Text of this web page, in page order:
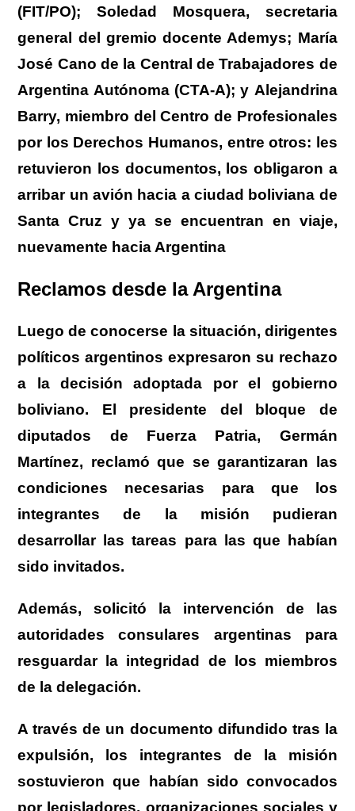
(FIT/PO); Soledad Mosquera, secretaria
general del gremio docente Ademys; María
José Cano de la Central de Trabajadores de
Argentina Autónoma (CTA-A); y Alejandrina
Barry, miembro del Centro de Profesionales
por los Derechos Humanos, entre otros: les
retuvieron los documentos, los obligaron a
arribar un avión hacia a ciudad boliviana de
Santa Cruz y ya se encuentran en viaje,
nuevamente hacia Argentina
Reclamos desde la Argentina
Luego de conocerse la situación, dirigentes
políticos argentinos expresaron su rechazo
a la decisión adoptada por el gobierno
boliviano. El presidente del bloque de
diputados de Fuerza Patria, Germán
Martínez, reclamó que se garantizaran las
condiciones necesarias para que los
integrantes de la misión pudieran
desarrollar las tareas para las que habían
sido invitados.
Además,solicitó la intervención de las
autoridades consulares argentinas para
resguardar la integridad de los miembros
de la delegación.
A través de un documento difundido tras la
expulsión, los integrantes de la misión
sostuvieron que habían sido convocados
por legisladores, organizaciones sociales y